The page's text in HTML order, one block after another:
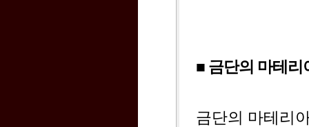
■ 금단의 마테리
금단의 마테리